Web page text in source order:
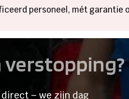
personeel, mét garantie
verstopping?
– we zijn dag